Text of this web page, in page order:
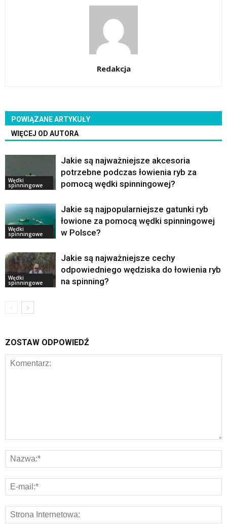
Redakcja
POWIĄZANE ARTYKUŁY
WIĘCEJ OD AUTORA
Wędki
spinningowe
Jakie są najważniejsze akcesoria
potrzebne podczas łowienia ryb za
pomocą wędki spinningowej?
Wędki
spinningowe
Jakie są najpopularniejsze gatunki ryb
łowione za pomocą wędki spinningowej
w Polsce?
Wędki
spinningowe
Jakie są najważniejsze cechy
odpowiedniego wędziska do łowienia ryb
na spinning?
ZOSTAW ODPOWIEDŹ